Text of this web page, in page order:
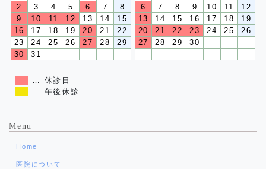
2
3 4 5 6 7
8
9
10 11 12 13 14
15
16
17 18 19 20 21
22
23
24 25 26 27 28
29
30
31
6
7 8 9 10 11
12
13
14 15 16 17 18
19
20
21 22 23 24 25
26
27
28 29 30
… 休診日
… 午後休診
Menu
Home
医院について